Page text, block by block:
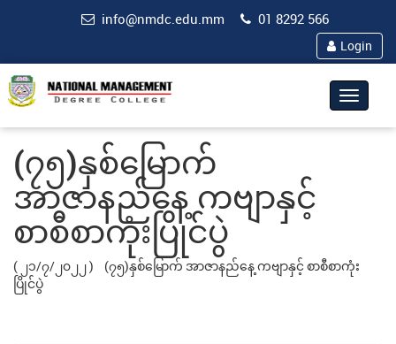
info@nmdc.edu.mm 01 8292 566
Login
Toggle
(၇၅)နှစ်မြောက်
အာဇာနည်နေ့ ကဗျာနှင့်
စာစီစာကုံးပြိုင်ပွဲ
( ၂၁/၇/၂၀၂၂ ) (၇၅)နှစ်မြောက် အာဇာနည်နေ့ ကဗျာနှင့် စာစီစာကုံး
ပြိုင်ပွဲ